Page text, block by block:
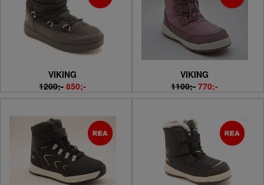
VIKING
1200;- 850;-
VIKING
1100;- 770;-